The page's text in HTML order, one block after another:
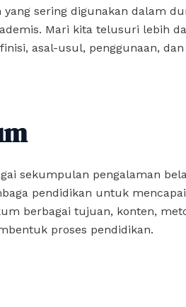
sering digunakan dalam
Mari kita telusuri lebih
asal-usul, penggunaan, dan
sekumpulan pengalaman
pendidikan untuk
berbagai tujuan, konten,
proses pendidikan.